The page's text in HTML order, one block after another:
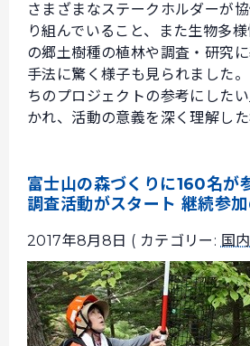
さまざまなステークホルダーが
り組んでいること、また生物多
の郷土樹種の植林や調査・研究
手法に驚く様子も見られました
ちのプロジェクトの参考にした
かれ、活動の意義を深く理解した
富士山の森づくりに160名が
調査活動がスタート 継続参
2017年8月8日 ( カテゴリー: 国